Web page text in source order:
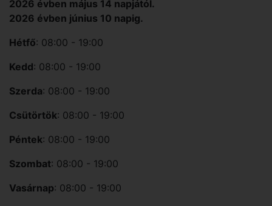
2026 évben május 14 napjától.
2026 évben június 10 napig.
Hétfő: 08:00 - 19:00
Kedd: 08:00 - 19:00
Szerda: 08:00 - 19:00
Csütörtök: 08:00 - 19:00
Péntek: 08:00 - 19:00
Szombat: 08:00 - 19:00
Vasárnap: 08:00 - 19:00